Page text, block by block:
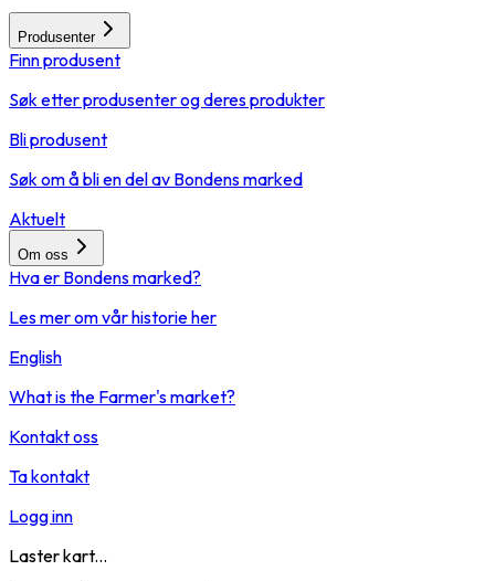
Produsenter
Finn produsent
Søk etter produsenter og deres produkter
Bli produsent
Søk om å bli en del av Bondens marked
Aktuelt
Om oss
Hva er Bondens marked?
Les mer om vår historie her
English
What is the Farmer's market?
Kontakt oss
Ta kontakt
Logg inn
Laster kart...